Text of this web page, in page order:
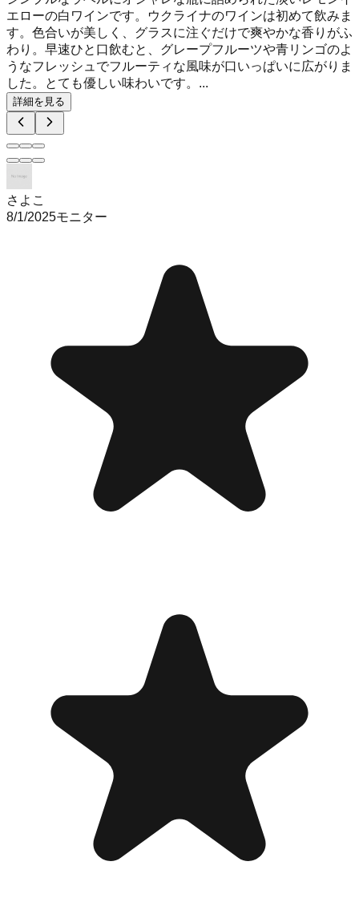
エローの白ワインです。ウクライナのワインは初めて飲みま
す。色合いが美しく、グラスに注ぐだけで爽やかな香りがふ
わり。早速ひと口飲むと、グレープフルーツや青リンゴのよ
うなフレッシュでフルーティな風味が口いっぱいに広がりま
した。とても優しい味わいです。...
詳細を見る
さよこ
8/1/2025モニター